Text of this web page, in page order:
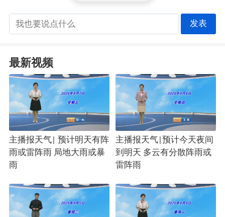
发表
最新视频
主播报天气| 预计明天有阵
雨或雷阵雨 局地大雨或暴
雨
主播报天气|预计今天夜间
到明天 多云有分散阵雨或
雷阵雨